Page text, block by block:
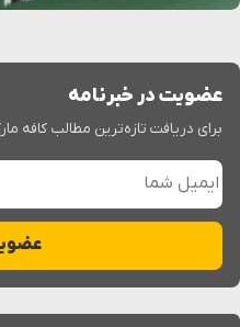
عضویت در خبرنامه
برای دریافت تازه‌ترین مطالب کافه
ایمیل شما